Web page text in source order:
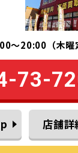
～20:00（木曜
73-
店舗詳